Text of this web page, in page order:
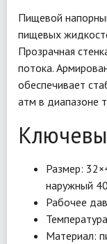
Пищевой
пищевых
Прозрачная
потока.
обеспечивает
атм в диапазоне
Размер:
наружный
Рабочее
Материал: